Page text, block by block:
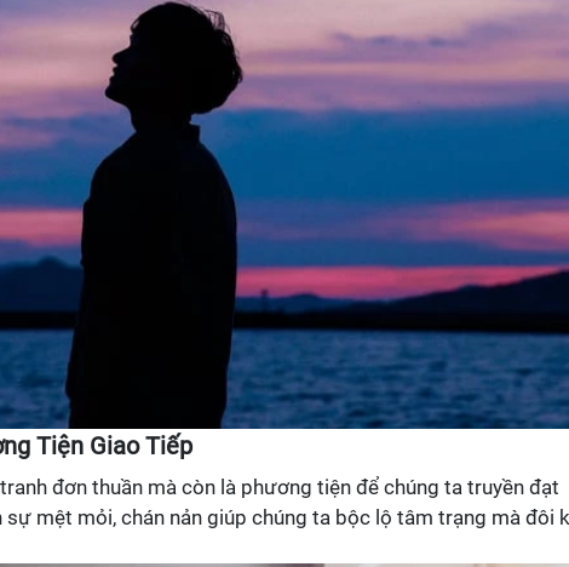
Tiện Giao Tiếp
đơn thuần mà còn là phương tiện để chúng ta truyền đạt
sự mệt mỏi, chán nản giúp chúng ta bộc lộ tâm trạng mà đôi